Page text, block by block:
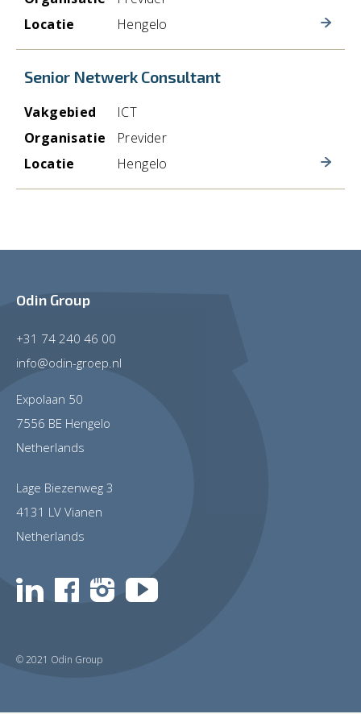
Locatie
Hengelo
Senior Netwerk Consultant
Vakgebied
ICT
Organisatie
Previder
Locatie
Hengelo
Odin Group
+31 74 240 46 00
info@odin-groep.nl
Expolaan 50
7556 BE Hengelo
Netherlands
Lage Biezenweg 3
4131 LV Vianen
Netherlands
© 2021 Odin Group